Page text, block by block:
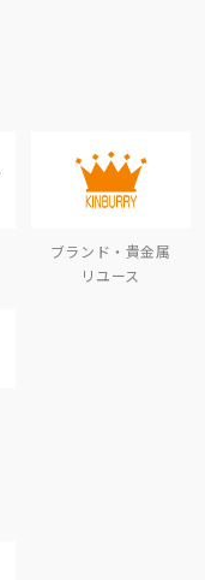
ブランド・貴金属
リユース